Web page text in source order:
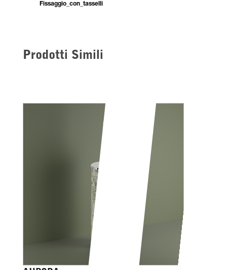
Fissaggio_con_tasselli
Prodotti Simili